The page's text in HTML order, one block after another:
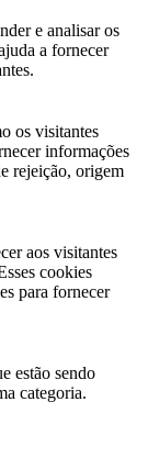
e analisar os
a fornecer
os visitantes
informações
rejeição, origem
aos visitantes
cookies
para fornecer
estão sendo
categoria.